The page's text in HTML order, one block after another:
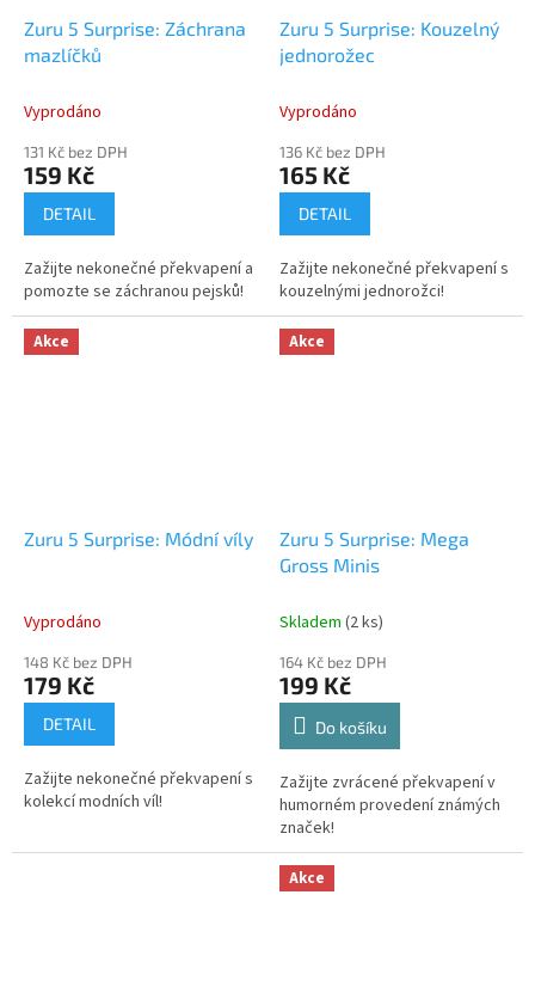
Zuru 5 Surprise: Záchrana
mazlíčků
Vyprodáno
131 Kč bez DPH
159 Kč
DETAIL
Zažijte nekonečné překvapení a
pomozte se záchranou pejsků!
Zuru 5 Surprise: Kouzelný
jednorožec
Vyprodáno
136 Kč bez DPH
165 Kč
DETAIL
Zažijte nekonečné překvapení s
kouzelnými jednorožci!
Akce
Zuru 5 Surprise: Módní víly
Vyprodáno
148 Kč bez DPH
179 Kč
DETAIL
Zažijte nekonečné překvapení s
kolekcí modních víl!
Akce
Zuru 5 Surprise: Mega
Gross Minis
Skladem (2 ks)
164 Kč bez DPH
199 Kč
Do košíku
Zažijte zvrácené překvapení v
humorném provedení známých
značek!
Akce